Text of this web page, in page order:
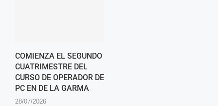
COMIENZA EL SEGUNDO
CUATRIMESTRE DEL
CURSO DE OPERADOR DE
PC EN DE LA GARMA
28/07/2026